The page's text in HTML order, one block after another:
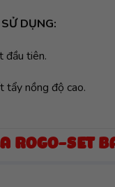
DỤNG:
đầu tiên.
tẩy nồng độ cao.
ROGO-SET